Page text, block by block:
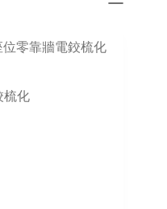
位零靠牆電鉸梳化